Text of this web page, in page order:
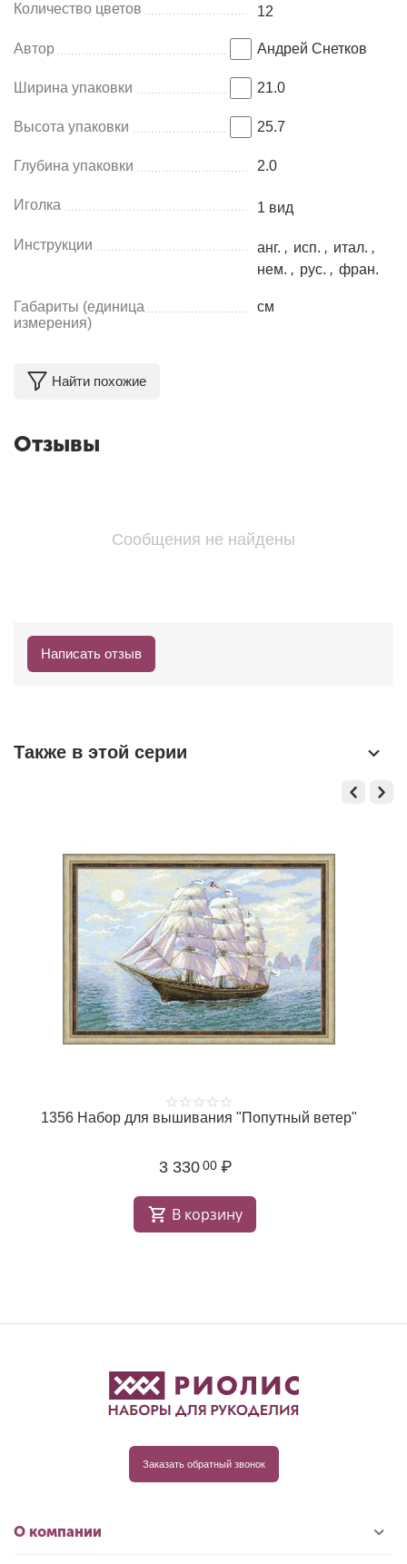
Количество цветов 12
Автор Андрей Снетков
Ширина упаковки 21.0
Высота упаковки 25.7
Глубина упаковки 2.0
Иголка 1 вид
Инструкции анг. , исп. , итал. ,
нем. , рус. , фран.
Габариты (единица
измерения)
см
Найти похожие
Отзывы
Сообщения не найдены
Написать отзыв
Также в этой серии
1356 Набор для вышивания "Попутный ветер"
3 330 00 ₽
В корзину
Заказать обратный звонок
О компании